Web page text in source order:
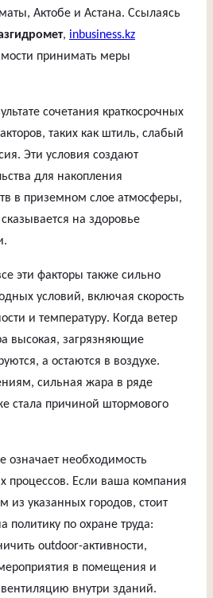
Актобе и Астана. Ссылаясь
, inbusiness.kz
принимать меры
сочетания краткосрочных
таких как штиль, слабый
Эти условия создают
для накопления
в приземном слое атмосферы,
на здоровье
эти факторы также сильно
условий, включая скорость
и температуру. Когда ветер
высокая, загрязняющие
а остаются в воздухе.
сильная жара в ряде
стала причиной штормового
означает необходимость
процессов. Если ваша компания
из указанных городов, стоит
политику по охране труда:
outdoor-активности,
в помещения и
внутри зданий.